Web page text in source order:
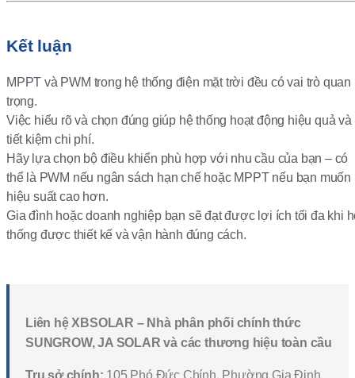
Kết luận
MPPT và PWM trong hệ thống điện mặt trời đều có vai trò quan
trọng.
Việc hiểu rõ và chọn đúng giúp hệ thống hoạt động hiệu quả và
tiết kiệm chi phí.
Hãy lựa chọn bộ điều khiển phù hợp với nhu cầu của bạn – có
thể là PWM nếu ngân sách hạn chế hoặc MPPT nếu bạn muốn
hiệu suất cao hơn.
Gia đình hoặc doanh nghiệp bạn sẽ đạt được lợi ích tối đa khi
thống được thiết kế và vận hành đúng cách.
Liên hệ XBSOLAR – Nhà phân phối chính thức
SUNGROW, JA SOLAR và các thương hiệu toàn cầu